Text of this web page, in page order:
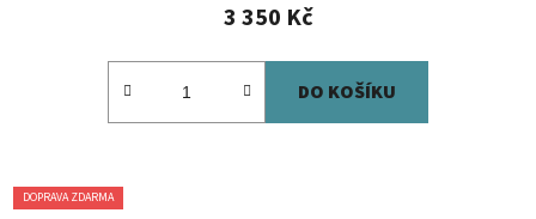
3 350 Kč
DO KOŠÍKU
DOPRAVA ZDARMA